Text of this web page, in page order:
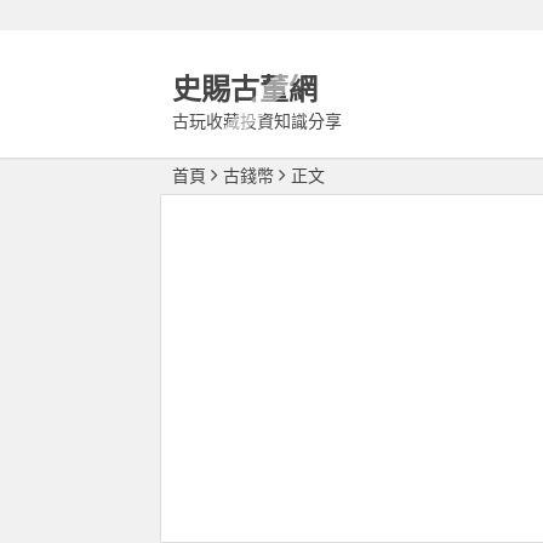
史賜古董網
古玩收藏投資知識分享
首頁 古錢幣 正文